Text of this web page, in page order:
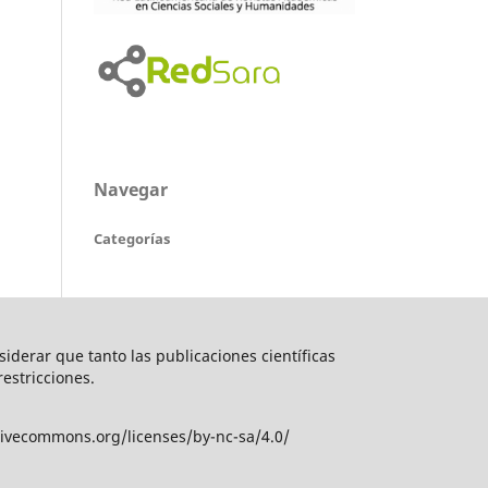
Navegar
Categorías
que tanto las publicaciones científicas
licenses/by-nc-sa/4.0/